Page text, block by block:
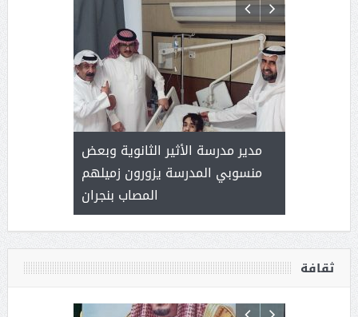
( محمد
مدير مدرسة الأثير الثانوية وبعض
منسوبي المدرسة يزورون زميلهم
المصاب بنجران
) .. ميراث
ثقافة